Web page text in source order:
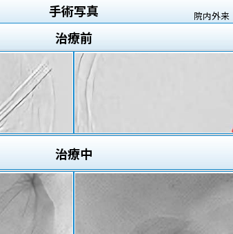
院内外来
手術写真
治療前
治療中